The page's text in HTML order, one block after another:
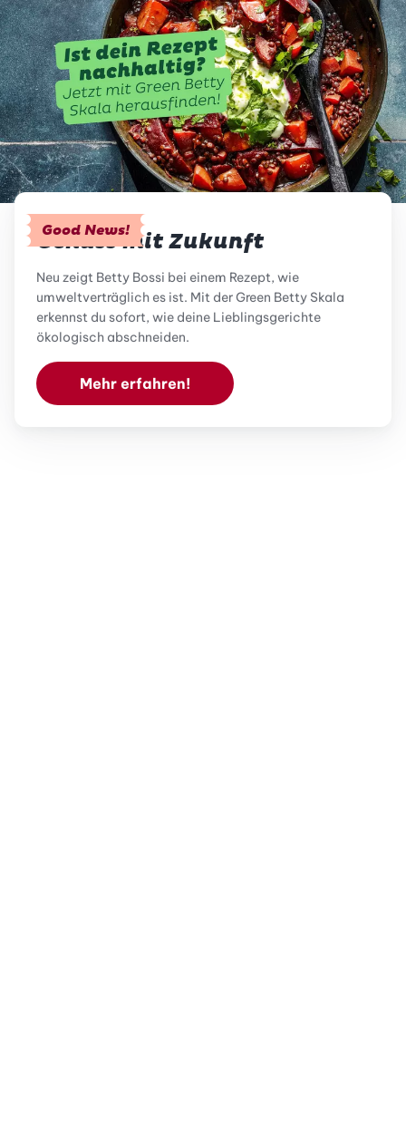
Good News!
Genuss mit Zukunft
Neu zeigt Betty Bossi bei einem Rezept, wie
umweltverträglich es ist. Mit der Green Betty Skala
erkennst du sofort, wie deine Lieblingsgerichte
ökologisch abschneiden.
Mehr erfahren!